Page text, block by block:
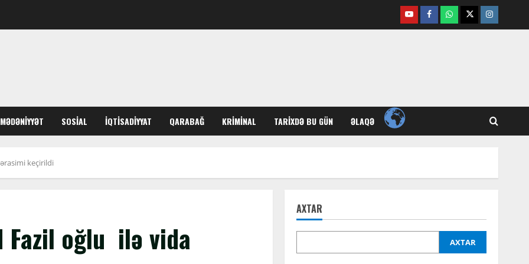
YoutubeFacebook
Whatsapp
TwitterInstagram
MƏDƏNIYYƏT SOSIAL İQTISADIYYAT QARABAĞ KRIMINAL TARIXDƏ BU GÜN ƏLAQƏ
keçirildi
Fazil oğlu ilə vida
AXTAR
AXTAR